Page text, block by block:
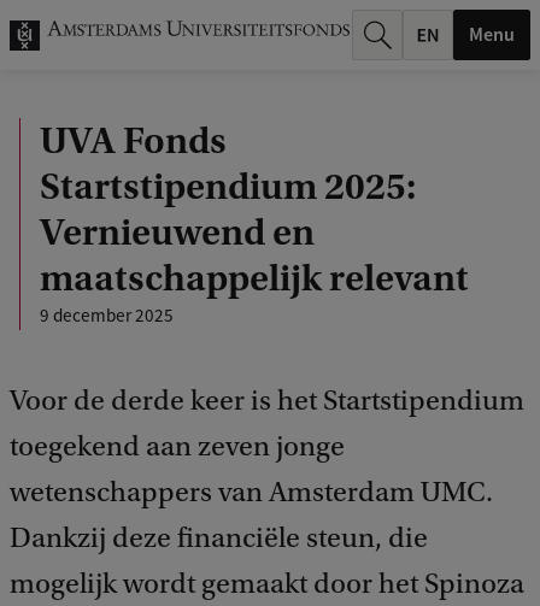
k
Menu
UVA Fonds
Startstipendium 2025:
Vernieuwend en
maatschappelijk relevant
9 december 2025
Voor de derde keer is het Startstipendium
toegekend aan zeven jonge
wetenschappers van Amsterdam UMC.
Dankzij deze financiële steun, die
mogelijk wordt gemaakt door het Spinoza